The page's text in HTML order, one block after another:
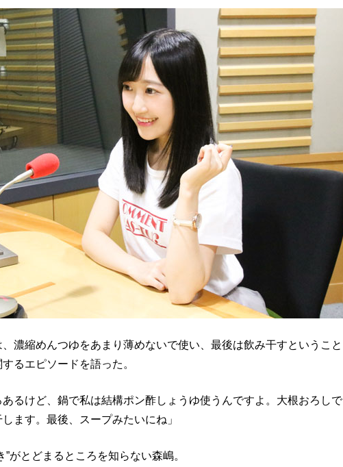
濃縮めんつゆをあまり薄めないで使い、最後は飲み干すということ
るエピソードを語った。
あるけど、鍋で私は結構ポン酢しょうゆ使うんですよ。大根おろしで
ます。最後、スープみたいにね」
”がとどまるところを知らない森嶋。